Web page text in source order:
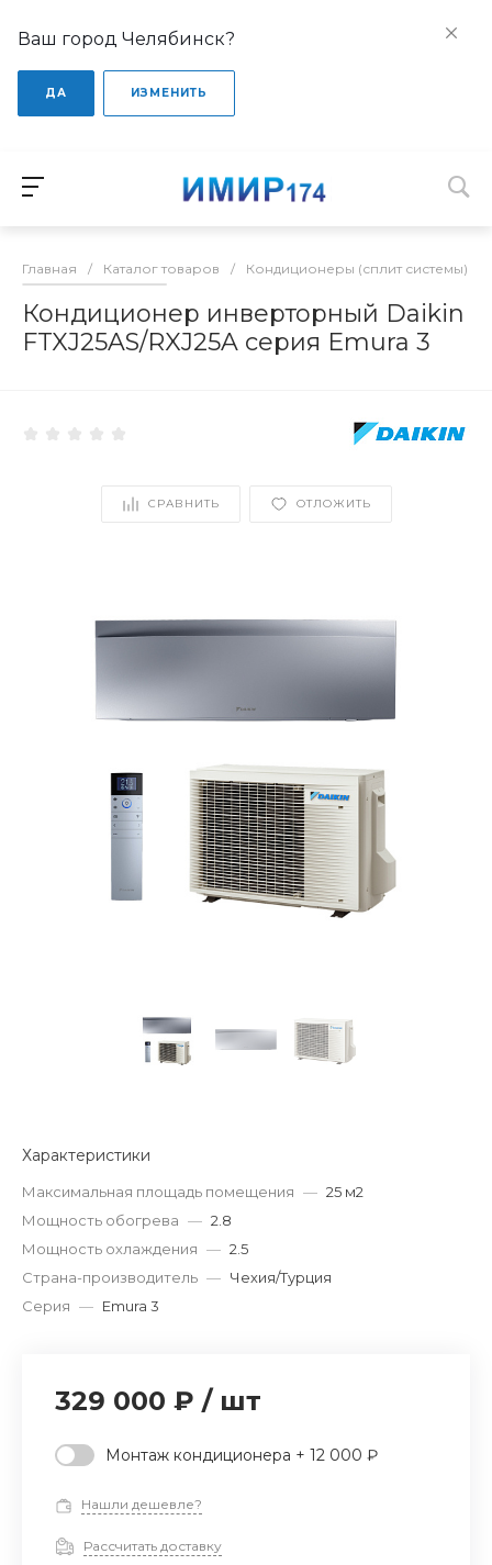
Ваш город Челябинск?
ДА ИЗМЕНИТЬ
Главная / Каталог товаров / Кондиционеры (сплит системы)
Кондиционер инверторный Daikin
FTXJ25AS/RXJ25A серия Emura 3
СРАВНИТЬ ОТЛОЖИТЬ
Характеристики
Максимальная площадь помещения — 25 м2
Мощность обогрева — 2.8
Мощность охлаждения — 2.5
Страна-производитель — Чехия/Турция
Серия — Emura 3
329 000 ₽ / шт
Монтаж кондиционера + 12 000 ₽
Нашли дешевле?
Рассчитать доставку